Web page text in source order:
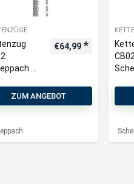
–
|
€64,99
ZUM ANGEBOT
CB02